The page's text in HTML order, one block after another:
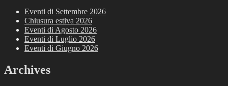
Eventi di Settembre 2026
Chiusura estiva 2026
Eventi di Agosto 2026
Eventi di Luglio 2026
Eventi di Giugno 2026
Archives